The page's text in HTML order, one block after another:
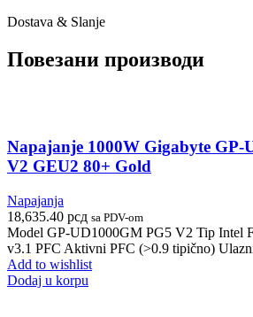
Dostava & Slanje
Повезани производи
Napajanje 1000W Gigabyte GP-
V2 GEU2 80+ Gold
Napajanja
18,635.40 рсд sa PDV-om
Model GP-UD1000GM PG5 V2 Tip Intel
v3.1 PFC Aktivni PFC (>0.9 tipično)
Add to wishlist
Dodaj u korpu